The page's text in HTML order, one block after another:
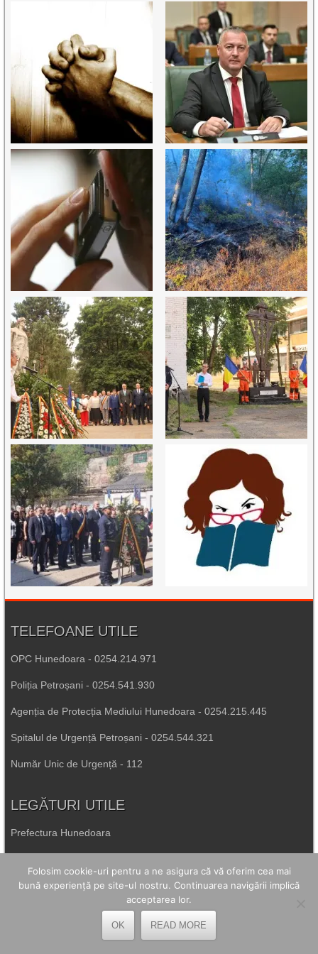
TELEFOANE UTILE
OPC Hunedoara - 0254.214.971
Poliția Petroșani - 0254.541.930
Agenția de Protecția Mediului Hunedoara - 0254.215.445
Spitalul de Urgență Petroșani - 0254.544.321
Număr Unic de Urgență - 112
LEGĂTURI UTILE
Prefectura Hunedoara
Inspectoratul Școlar Hunedoara
Consiliul Județean Hunedoara
Folosim cookie-uri pentru a ne asigura că vă oferim cea mai
bună experiență pe site-ul nostru. Continuarea navigării implică
acceptarea lor.
OK READ MORE